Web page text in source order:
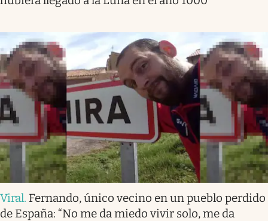
Viral. Fernando, único vecino en un pueblo perdido
de España: “No me da miedo vivir solo, me da